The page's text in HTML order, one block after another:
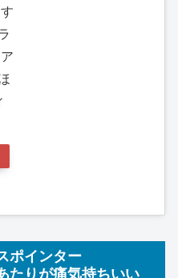
ポインター
たりが痛気持ちいい